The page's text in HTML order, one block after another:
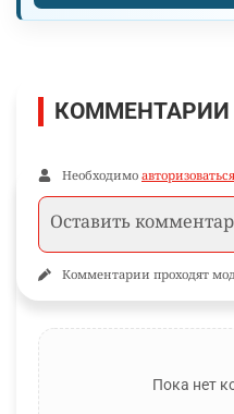
КОММЕНТАРИИ
Необходимо авторизоваться
Комментарии проходят
Пока нет